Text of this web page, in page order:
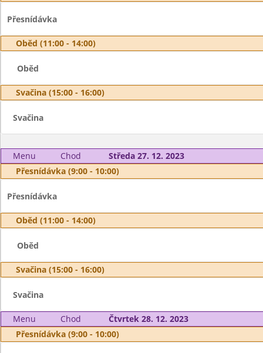
Přesnídávka
Oběd (11:00 - 14:00)
Oběd
Svačina (15:00 - 16:00)
Svačina
Menu Chod
Středa 27. 12. 2023
Přesnídávka (9:00 - 10:00)
Přesnídávka
Oběd (11:00 - 14:00)
Oběd
Svačina (15:00 - 16:00)
Svačina
Menu Chod
Čtvrtek 28. 12. 2023
Přesnídávka (9:00 - 10:00)